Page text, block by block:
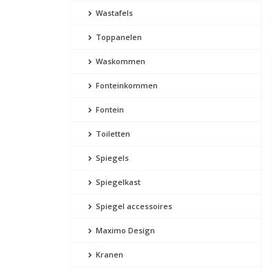
Wastafels
Toppanelen
Waskommen
Fonteinkommen
Fontein
Toiletten
Spiegels
Spiegelkast
Spiegel accessoires
Maximo Design
Kranen